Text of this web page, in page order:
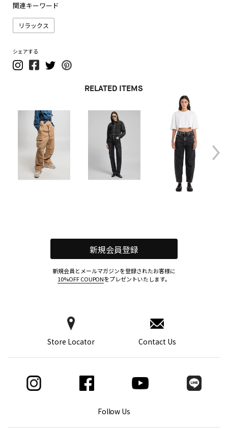
関連キーワード
リラックス
シェアする
RELATED ITEMS
Follow Us
Store Locator Contact Us
新規会員登録
新規会員とメールマガジンを登録されたお客様に
10%OFF COUPONをプレゼントいたします。